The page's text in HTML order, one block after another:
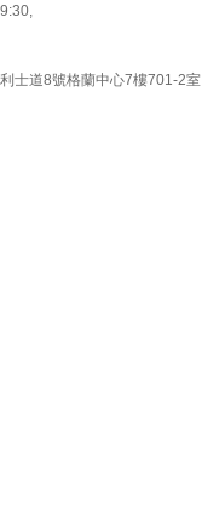
士道8號格蘭中心7樓701-2室